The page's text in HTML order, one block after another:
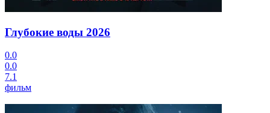
Глубокие воды 2026
0.0
0.0
7.1
фильм